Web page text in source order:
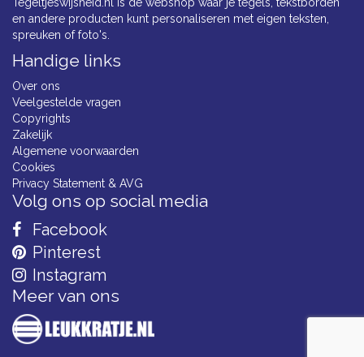
en andere producten kunt personaliseren met eigen teksten,
spreuken of foto's.
Handige links
Over ons
Veelgestelde vragen
Copyrights
Zakelijk
Algemene voorwaarden
Cookies
Privacy Statement & AVG
Volg ons op social media
Facebook
Pinterest
Instagram
Meer van ons